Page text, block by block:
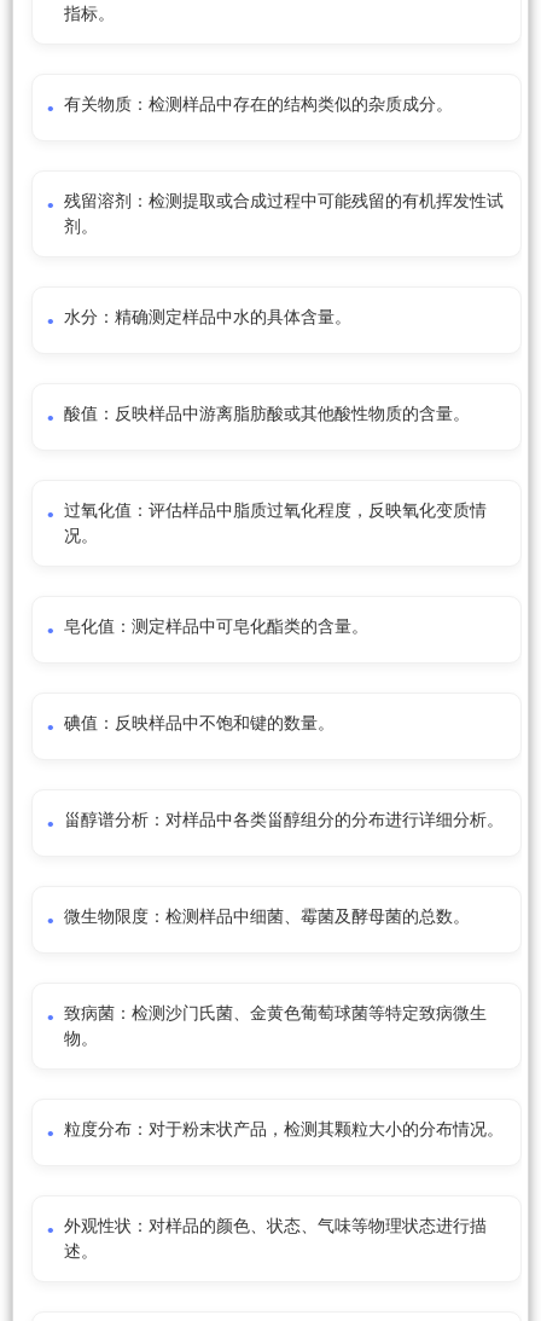
指标。
有关物质：检测样品中存在的结构类似的杂质成分。
残留溶剂：检测提取或合成过程中可能残留的有机挥发性试
剂。
水分：精确测定样品中水的具体含量。
酸值：反映样品中游离脂肪酸或其他酸性物质的含量。
过氧化值：评估样品中脂质过氧化程度，反映氧化变质情
况。
皂化值：测定样品中可皂化酯类的含量。
碘值：反映样品中不饱和键的数量。
甾醇谱分析：对样品中各类甾醇组分的分布进行详细分析。
微生物限度：检测样品中细菌、霉菌及酵母菌的总数。
致病菌：检测沙门氏菌、金黄色葡萄球菌等特定致病微生
物。
粒度分布：对于粉末状产品，检测其颗粒大小的分布情况。
外观性状：对样品的颜色、状态、气味等物理状态进行描
述。